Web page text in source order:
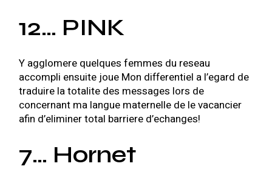
12… PINK
Y agglomere quelques femmes du reseau
accompli ensuite joue Mon differentiel a l’egard de
traduire la totalite des messages lors de
concernant ma langue maternelle de le vacancier
afin d’eliminer total barriere d’echanges!
7… Hornet